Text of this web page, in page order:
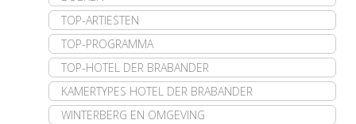
TOP-ARTIESTEN
TOP-PROGRAMMA
TOP-HOTEL DER BRABANDER
KAMERTYPES HOTEL DER BRABANDER
WINTERBERG EN OMGEVING